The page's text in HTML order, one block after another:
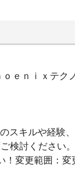
ｅｎｉｘテク
スキルや経験
検討ください。
！変更範囲：変